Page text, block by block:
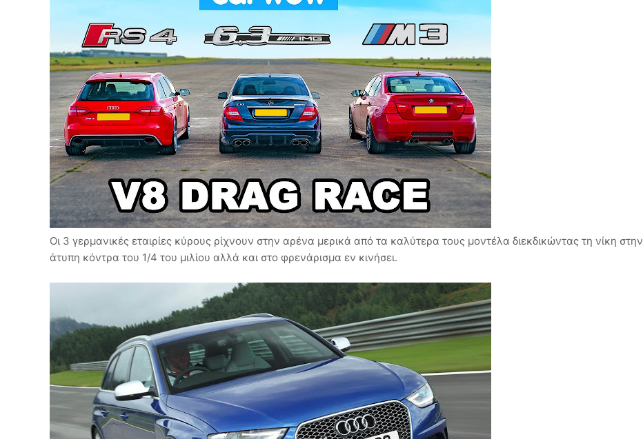
Οι 3 γερμανικές εταιρίες κύρους ρίχνουν στην αρένα μερικά από τα καλύτερα τους μοντέλα διεκδικώντας τη νίκη στην
άτυπη κόντρα του 1/4 του μιλίου αλλά και στο φρενάρισμα εν κινήσει.